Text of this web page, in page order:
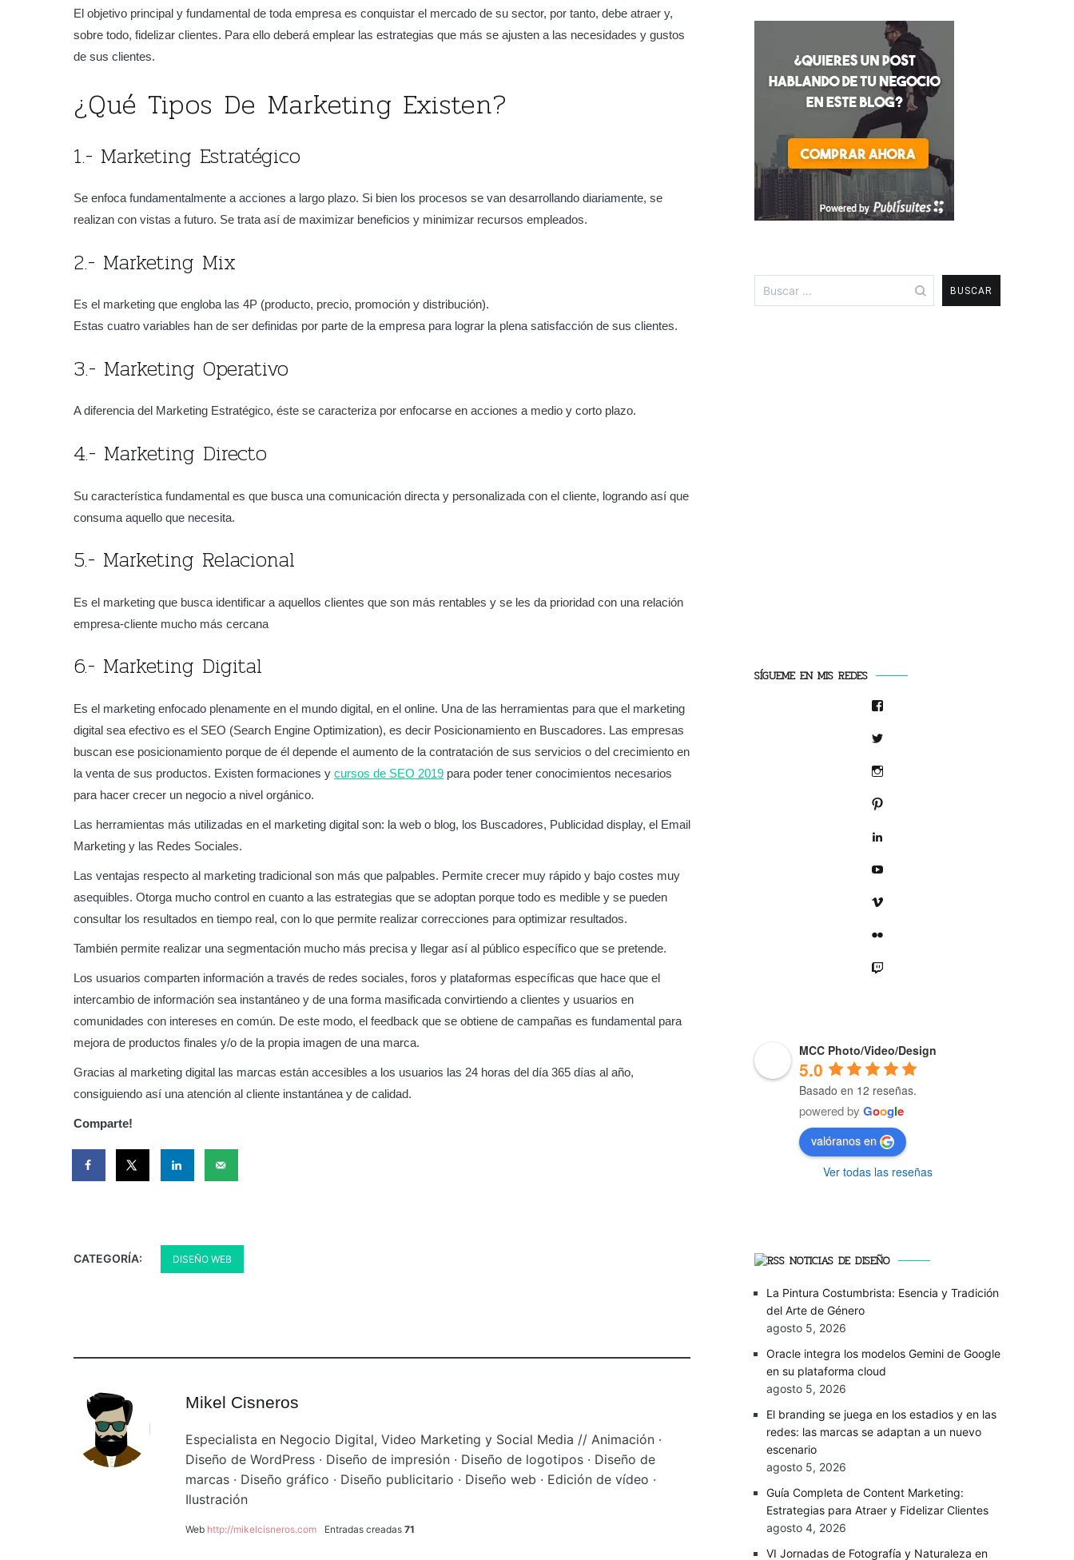
El objetivo principal y fundamental de toda empresa es conquistar el mercado de su sector, por tanto, debe atraer y,
sobre todo, fidelizar clientes. Para ello deberá emplear las estrategias que más se ajusten a las necesidades y gustos
de sus clientes.
¿Qué Tipos De Marketing Existen?
1.- Marketing Estratégico
Se enfoca fundamentalmente a acciones a largo plazo. Si bien los procesos se van desarrollando diariamente, se
realizan con vistas a futuro. Se trata así de maximizar beneficios y minimizar recursos empleados.
2.- Marketing Mix
Es el marketing que engloba las 4P (producto, precio, promoción y distribución).
Estas cuatro variables han de ser definidas por parte de la empresa para lograr la plena satisfacción de sus clientes.
3.- Marketing Operativo
A diferencia del Marketing Estratégico, éste se caracteriza por enfocarse en acciones a medio y corto plazo.
4.- Marketing Directo
Su característica fundamental es que busca una comunicación directa y personalizada con el cliente, logrando así que
consuma aquello que necesita.
5.- Marketing Relacional
Es el marketing que busca identificar a aquellos clientes que son más rentables y se les da prioridad con una relación
empresa-cliente mucho más cercana
6.- Marketing Digital
Es el marketing enfocado plenamente en el mundo digital, en el online. Una de las herramientas para que el marketing
digital sea efectivo es el SEO (Search Engine Optimization), es decir Posicionamiento en Buscadores. Las empresas
buscan ese posicionamiento porque de él depende el aumento de la contratación de sus servicios o del crecimiento en
la venta de sus productos. Existen formaciones y cursos de SEO 2019 para poder tener conocimientos necesarios
para hacer crecer un negocio a nivel orgánico.
Las herramientas más utilizadas en el marketing digital son: la web o blog, los Buscadores, Publicidad display, el Email
Marketing y las Redes Sociales.
Las ventajas respecto al marketing tradicional son más que palpables. Permite crecer muy rápido y bajo costes muy
asequibles. Otorga mucho control en cuanto a las estrategias que se adoptan porque todo es medible y se pueden
consultar los resultados en tiempo real, con lo que permite realizar correcciones para optimizar resultados.
También permite realizar una segmentación mucho más precisa y llegar así al público específico que se pretende.
Los usuarios comparten información a través de redes sociales, foros y plataformas específicas que hace que el
intercambio de información sea instantáneo y de una forma masificada convirtiendo a clientes y usuarios en
comunidades con intereses en común. De este modo, el feedback que se obtiene de campañas es fundamental para
mejora de productos finales y/o de la propia imagen de una marca.
Gracias al marketing digital las marcas están accesibles a los usuarios las 24 horas del día 365 días al año,
consiguiendo así una atención al cliente instantánea y de calidad.
Comparte!
CATEGORÍA: DISEÑO WEB
Mikel Cisneros
Especialista en Negocio Digital, Video Marketing y Social Media // Animación ·
Diseño de WordPress · Diseño de impresión · Diseño de logotipos · Diseño de
marcas · Diseño gráfico · Diseño publicitario · Diseño web · Edición de vídeo ·
Ilustración
Web http://mikelcisneros.com Entradas creadas 71
SÍGUEME EN MIS REDES
MCC Photo/Video/Design
5.0
Basado en 12 reseñas.
powered by Google
valóranos en
Ver todas las reseñas
NOTICIAS DE DISEÑO
La Pintura Costumbrista: Esencia y Tradición
del Arte de Género
agosto 5, 2026
Oracle integra los modelos Gemini de Google
en su plataforma cloud
agosto 5, 2026
El branding se juega en los estadios y en las
redes: las marcas se adaptan a un nuevo
escenario
agosto 5, 2026
Guía Completa de Content Marketing:
Estrategias para Atraer y Fidelizar Clientes
agosto 4, 2026
VI Jornadas de Fotografía y Naturaleza en